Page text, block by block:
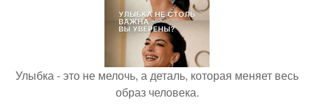
Улыбка - это не мелочь, а деталь, которая меняет весь
образ человека.